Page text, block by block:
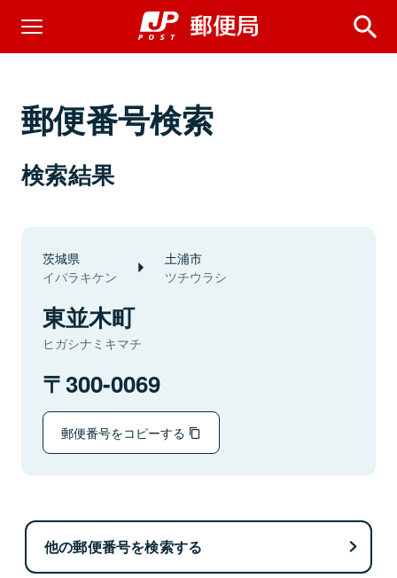
郵便番号検索
検索結果
茨城県
イバラキケン
土浦市
ツチウラシ
東並木町
ヒガシナミキマチ
300-0069
郵便番号をコピーする
他の郵便番号を検索する